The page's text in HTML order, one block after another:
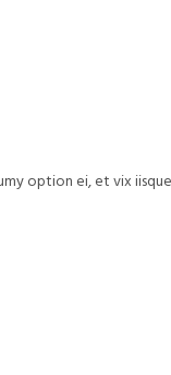
option ei, et vix